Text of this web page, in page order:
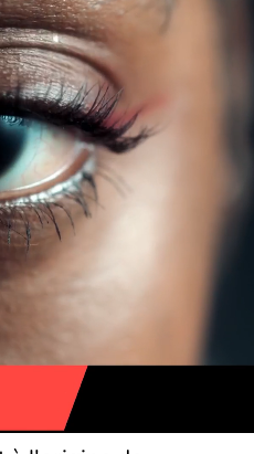
plus grandes
au
experte·s,
en ingénierie
la société et
De nos
présence mondiale,
dans plus de 50
de 75 000
appelés
française,
550